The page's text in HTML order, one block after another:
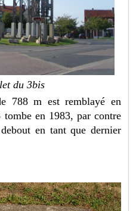
du 3bis
788 m est remblayé en
en 1983, par contre
en tant que dernier